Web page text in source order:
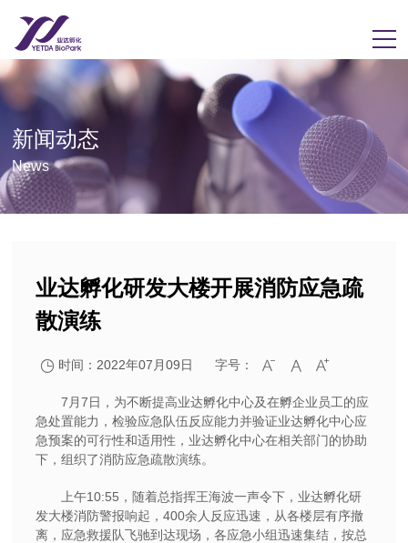
新闻动态
News
业达孵化研发大楼开展消防应急疏
散演练
 时间：2022年07月09日 字号：   
7月7日，为不断提高业达孵化中心及在孵企业员工的应
急处置能力，检验应急队伍反应能力并验证业达孵化中心应
急预案的可行性和适用性，业达孵化中心在相关部门的协助
下，组织了消防应急疏散演练。
上午10:55，随着总指挥王海波一声令下，业达孵化研
发大楼消防警报响起，400余人反应迅速，从各楼层有序撤
离，应急救援队飞驰到达现场，各应急小组迅速集结，按总